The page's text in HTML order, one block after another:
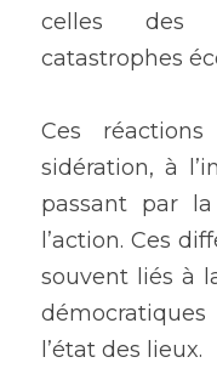
celles des
catastrophes
Ces
sidération, à
passant par
l’action. Ces
souvent liés à
démocratiques
l’état des lieux.